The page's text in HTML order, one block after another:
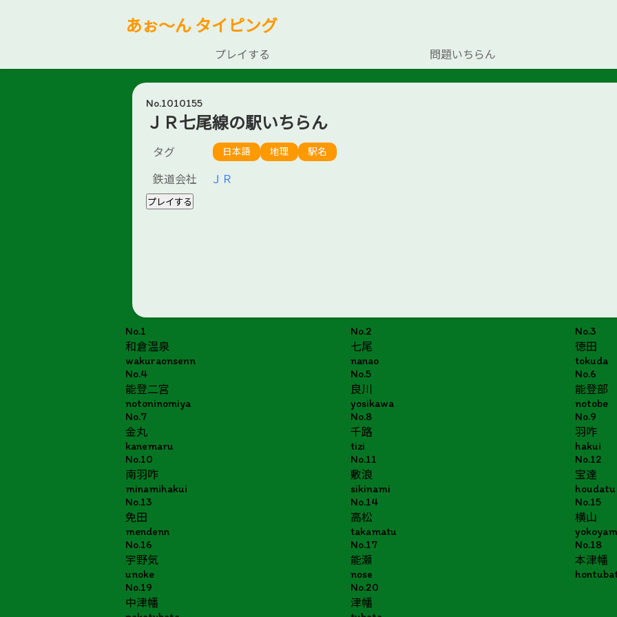
あぉ～ん タイピング
プレイする 問題いちらん
No.1010155
ＪＲ七尾線の駅いちらん
タグ 日本語 地理 駅名
鉄道会社 ＪＲ
プレイする
No.1
和倉温泉
wakuraonsenn
No.2
七尾
nanao
No.3
徳田
tokuda
No.4
能登二宮
notoninomiya
No.5
良川
yosikawa
No.6
能登部
notobe
No.7
金丸
kanemaru
No.8
千路
tizi
No.9
羽咋
hakui
No.10
南羽咋
minamihakui
No.11
敷浪
sikinami
No.12
宝達
houdatu
No.13
免田
mendenn
No.14
高松
takamatu
No.15
横山
No.16
宇野気
unoke
No.17
能瀬
nose
No.18
本津幡
No.19
中津幡
No.20
津幡